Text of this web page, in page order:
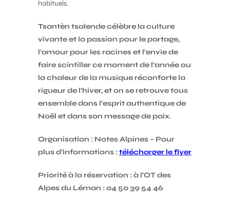
habituels.
Tsantèn tsalende célèbre la culture
vivante et la passion pour le partage,
l’amour pour les racines et l’envie de
faire scintiller ce moment de l’année ou
la chaleur de la musique réconforte la
rigueur de l’hiver, et on se retrouve tous
ensemble dans l’esprit authentique de
Noël et dans son message de paix.
Organisation : Notes Alpines – Pour
plus d’informations : télécharger le flyer
Priorité à la réservation : à l’OT des
Alpes du Léman : 04 50 39 54 46